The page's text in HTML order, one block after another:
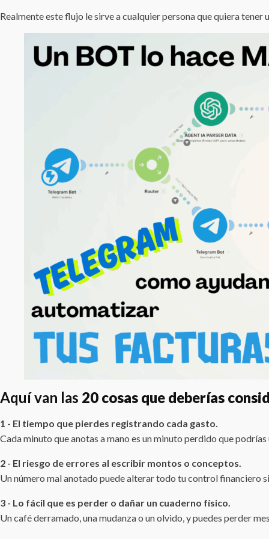
Realmente este flujo le sirve a cualquier persona que quiera tener
Aquí van las 20 cosas que deberías
1 - El tiempo que pierdes registrando cada gasto.
Cada minuto que anotas a mano es un minuto perdido que
2 - El riesgo de errores al escribir montos o conceptos.
Un número mal anotado puede alterar todo tu control financiero
3 - Lo fácil que es perder o dañar un cuaderno físico.
Un café derramado, una mudanza o un olvido, y puedes perder